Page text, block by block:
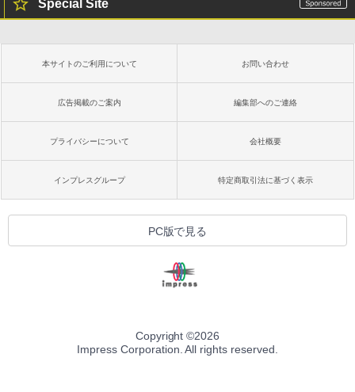
Special Site
本サイトのご利用について お問い合わせ
広告掲載のご案内 編集部へのご連絡
プライバシーについて 会社概要
インプレスグループ 特定商取引法に基づく表示
PC版で見る
Copyright ©2026
Impress Corporation. All rights reserved.